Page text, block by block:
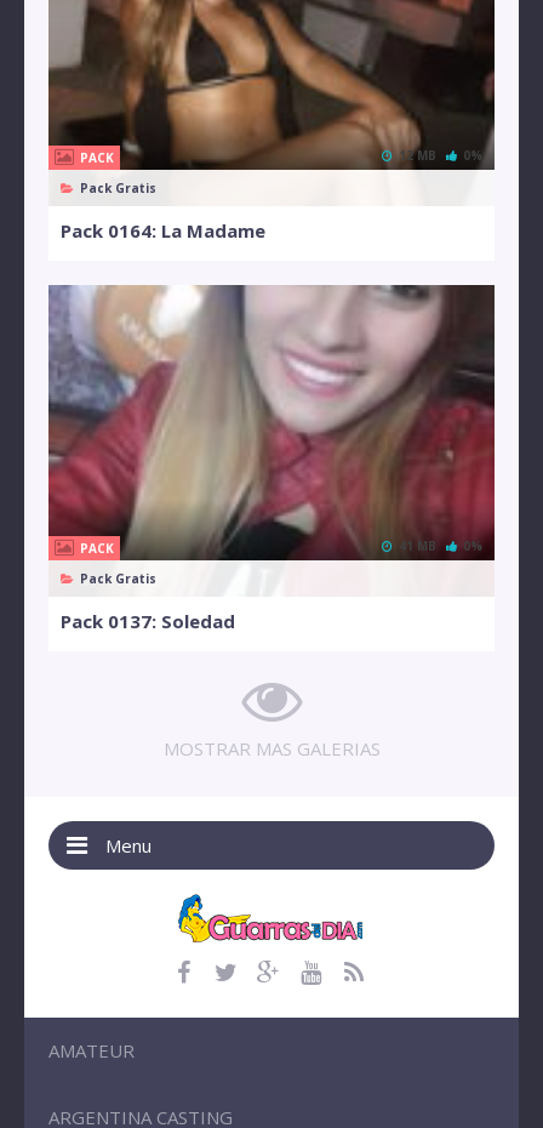
PACK
Pack Gratis
12 MB 0%
Pack 0164: La Madame
PACK
Pack Gratis
41 MB 0%
Pack 0137: Soledad
MOSTRAR MAS GALERIAS
Menu
AMATEUR
ARGENTINA CASTING